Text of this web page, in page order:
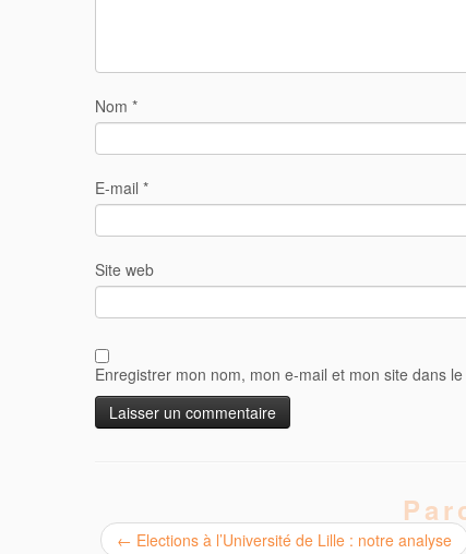
Nom *
E-mail *
Site web
Enregistrer mon nom, mon e-mail et mon site dans
← Elections à l’Université de Lille : notre analyse